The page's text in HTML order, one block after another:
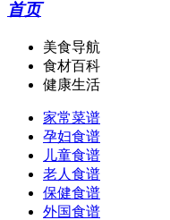
首页
美食导航
食材百科
健康生活
家常菜谱
孕妇食谱
儿童食谱
老人食谱
保健食谱
外国食谱